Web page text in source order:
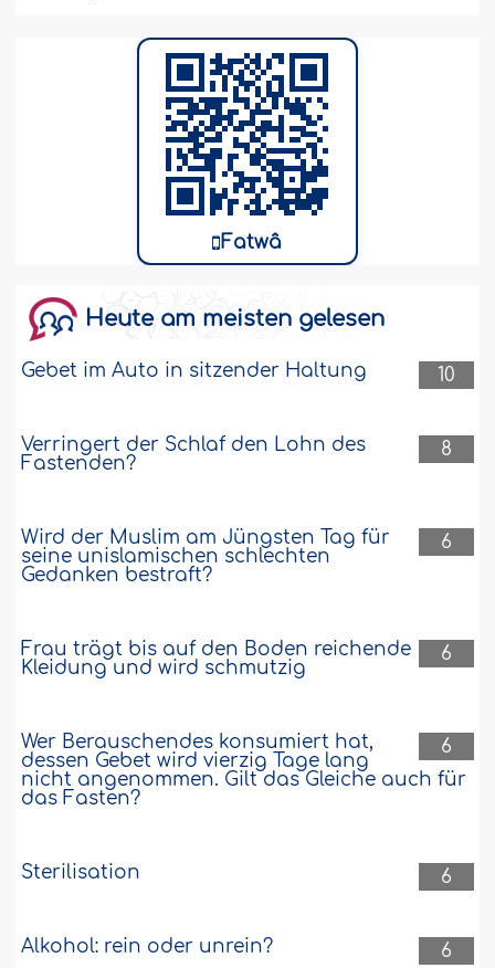
Fatwâ
Heute am meisten gelesen
10
Gebet im Auto in sitzender Haltung
8
Verringert der Schlaf den Lohn des
Fastenden?
6
Wird der Muslim am Jüngsten Tag für
seine unislamischen schlechten
Gedanken bestraft?
6
Frau trägt bis auf den Boden reichende
Kleidung und wird schmutzig
6
Wer Berauschendes konsumiert hat,
dessen Gebet wird vierzig Tage lang
nicht angenommen. Gilt das Gleiche auch für
das Fasten?
6
Sterilisation
6
Alkohol: rein oder unrein?